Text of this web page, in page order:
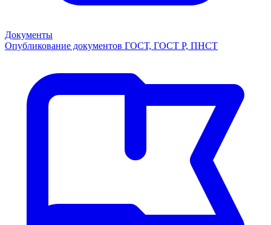
Документы
Опубликование документов ГОСТ, ГОСТ Р, ПНСТ